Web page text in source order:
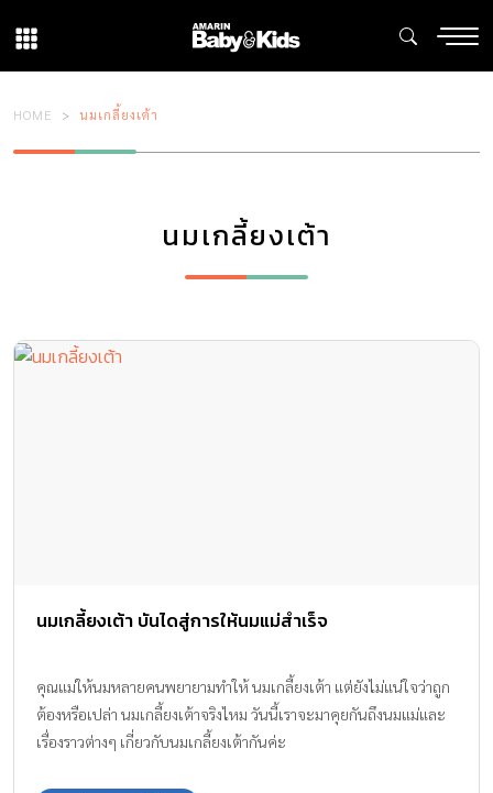
HOME นมเกลี้ยงเต้า
นมเกลี้ยงเต้า
นมเกลี้ยงเต้า บันไดสู่การให้นมแม่สำเร็จ
คุณแม่ให้นมหลายคนพยายามทำให้ นมเกลี้ยงเต้า แต่ยังไม่แน่ใจว่าถูก
ต้องหรือเปล่า นมเกลี้ยงเต้าจริงไหม วันนี้เราจะมาคุยกันถึงนมแม่และ
เรื่องราวต่างๆ เกี่ยวกับนมเกลี้ยงเต้ากันค่ะ